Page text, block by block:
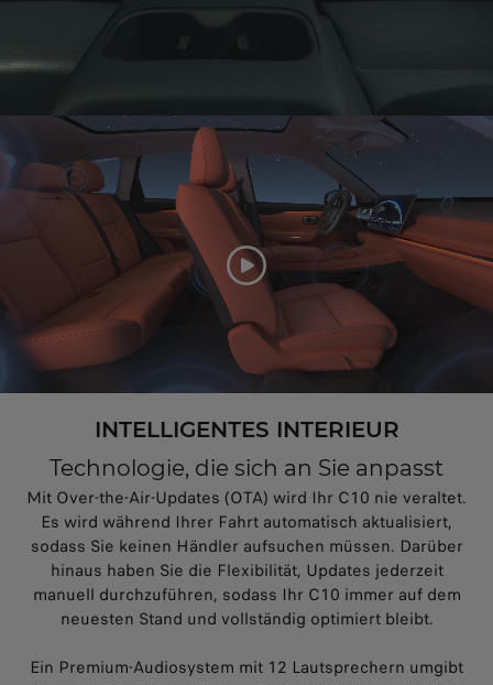
INTELLIGENTES INTERIEUR
Technologie, die sich an Sie anpasst
Mit Over-the-Air-Updates (OTA) wird Ihr C10 nie veraltet.
Es wird während Ihrer Fahrt automatisch aktualisiert,
sodass Sie keinen Händler aufsuchen müssen. Darüber
hinaus haben Sie die Flexibilität, Updates jederzeit
manuell durchzuführen, sodass Ihr C10 immer auf dem
neuesten Stand und vollständig optimiert bleibt.
Ein Premium-Audiosystem mit 12 Lautsprechern umgibt